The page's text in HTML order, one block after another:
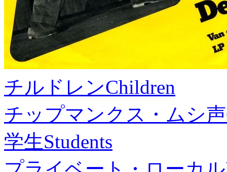
チルドレンChildren
チップマンクス・ムシ声
学生Students